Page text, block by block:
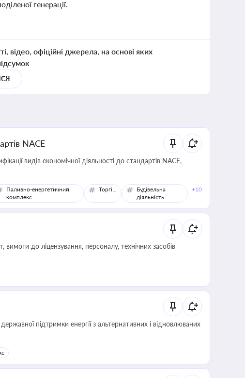
генерації.
відео, офіційні джерела, на основі яких
NACE
видів економічної діяльності до стандартів NACE,
Паливно-енергетичний
комплекс
Торгівля
Будівельна
діяльність
+10
до ліцензування, персоналу, технічних засобів
підтримки енергії з альтернативних і відновлюваних